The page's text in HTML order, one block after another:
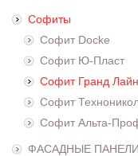
Софиты
Софит Docke
Софит Ю-Пласт
Софит Гранд Лайн
Софит
Софит Альта-
ФАСАДНЫЕ ПАНЕЛИ